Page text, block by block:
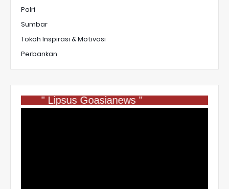
Polri
Sumbar
Tokoh Inspirasi & Motivasi
Perbankan
" Lipsus Goasianews "